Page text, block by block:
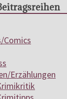
Comics
Erzählungen